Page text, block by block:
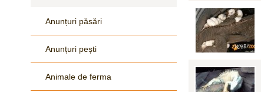
Anunțuri păsări
Anunțuri pești
Animale de ferma